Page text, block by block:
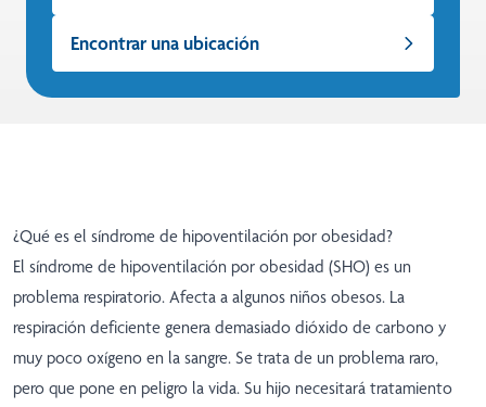
Encontrar una ubicación
¿Qué es el síndrome de hipoventilación por obesidad?
El síndrome de hipoventilación por obesidad (SHO) es un
problema respiratorio. Afecta a algunos niños obesos. La
respiración deficiente genera demasiado dióxido de carbono y
muy poco oxígeno en la sangre. Se trata de un problema raro,
pero que pone en peligro la vida. Su hijo necesitará tratamiento